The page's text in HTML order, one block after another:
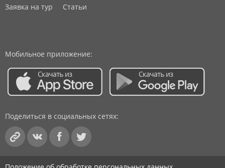
Заявка на тур
Статьи
Мобильное приложение:
Поделиться в социальных сетях: